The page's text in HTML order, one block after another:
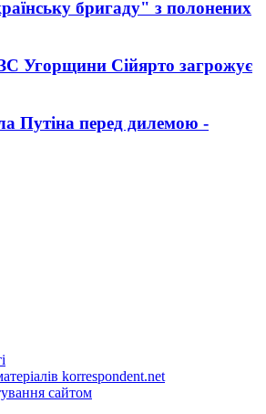
бригаду" з полонених
Угорщини Сійярто загрожує
Путіна перед дилемою -
korrespondent.net
сайтом